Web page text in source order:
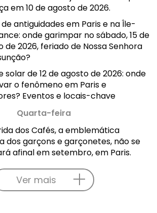
em 10 de agosto de 2026.
de antiguidades em Paris e na Île-
onde garimpar no sábado, 15 de
de 2026, feriado de Nossa Senhora
solar de 12 de agosto de 2026: onde
o fenômeno em Paris e
Eventos e locais-chave
Quarta-feira
dos Cafés, a emblemática
dos garçons e garçonetes, não se
afinal em setembro, em Paris.
Ver mais